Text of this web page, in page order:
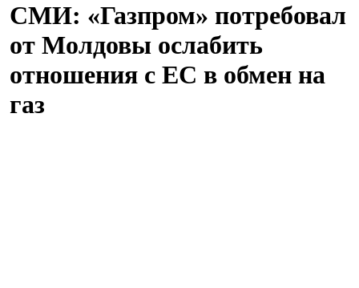
СМИ: «Газпром» потребовал
от Молдовы ослабить
отношения с ЕС в обмен на
газ